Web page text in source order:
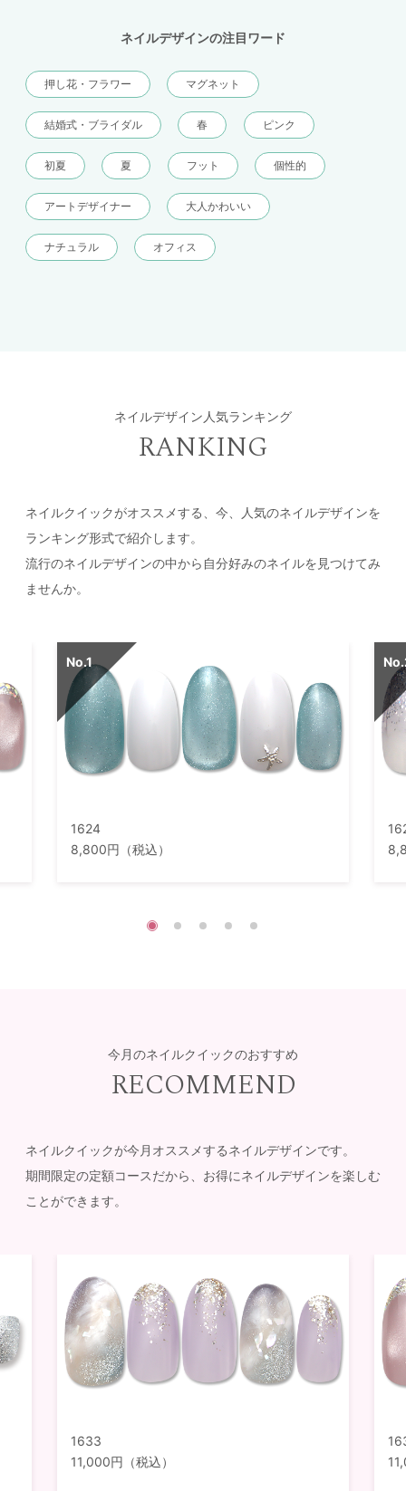
ネイルデザインの注目ワード
押し花・フラワー マグネット
結婚式・ブライダル 春 ピンク
初夏 夏 フット 個性的
アートデザイナー 大人かわいい
ナチュラル オフィス
ネイルデザイン人気ランキング
RANKING
ネイルクイックがオススメする、今、人気のネイルデザインを
ランキング形式で紹介します。
流行のネイルデザインの中から自分好みのネイルを見つけてみ
ませんか。
1624
8,800円（税込）
今月のネイルクイックのおすすめ
RECOMMEND
ネイルクイックが今月オススメするネイルデザインです。
期間限定の定額コースだから、お得にネイルデザインを楽しむ
ことができます。
1633
11,000円（税込）